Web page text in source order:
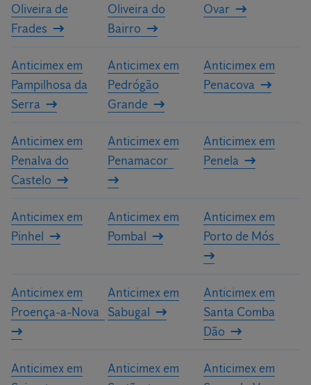
Oliveira de
Frades
Oliveira do
Bairro
Ovar
Anticimex em
Pampilhosa da
Serra
Anticimex em
Pedrógão
Grande
Anticimex em
Penacova
Anticimex em
Penalva do
Castelo
Anticimex em
Penamacor
Anticimex em
Penela
Anticimex em
Pinhel
Anticimex em
Pombal
Anticimex em
Porto de Mós
Anticimex em
Proença-a-Nova
Anticimex em
Sabugal
Anticimex em
Santa Comba
Dão
Anticimex em
Anticimex em
Anticimex em